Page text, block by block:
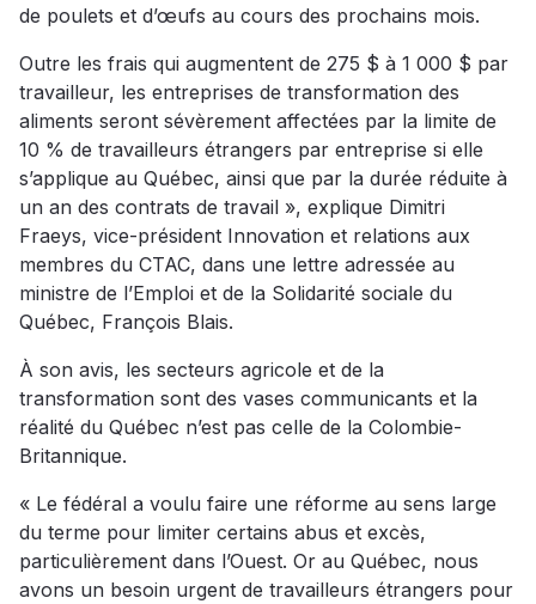
de poulets et d’œufs au cours des prochains mois.
Outre les frais qui augmentent de 275 $ à 1 000 $ par
travailleur, les entreprises de transformation des
aliments seront sévèrement affectées par la limite de
10 % de travailleurs étrangers par entreprise si elle
s’applique au Québec, ainsi que par la durée réduite à
un an des contrats de travail », explique Dimitri
Fraeys, vice-président Innovation et relations aux
membres du CTAC, dans une lettre adressée au
ministre de l’Emploi et de la Solidarité sociale du
Québec, François Blais.
À son avis, les secteurs agricole et de la
transformation sont des vases communicants et la
réalité du Québec n’est pas celle de la Colombie-
Britannique.
« Le fédéral a voulu faire une réforme au sens large
du terme pour limiter certains abus et excès,
particulièrement dans l’Ouest. Or au Québec, nous
avons un besoin urgent de travailleurs étrangers pour